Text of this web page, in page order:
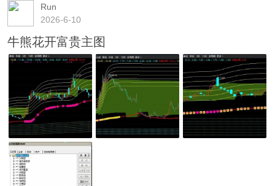
Run
2026-6-10
牛熊花开富贵主图